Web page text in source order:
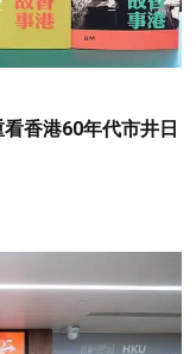
香港60年代市井日